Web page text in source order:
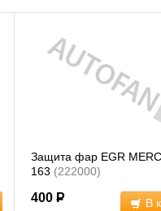
Защита фар EGR
163 (222000)
400 Р В